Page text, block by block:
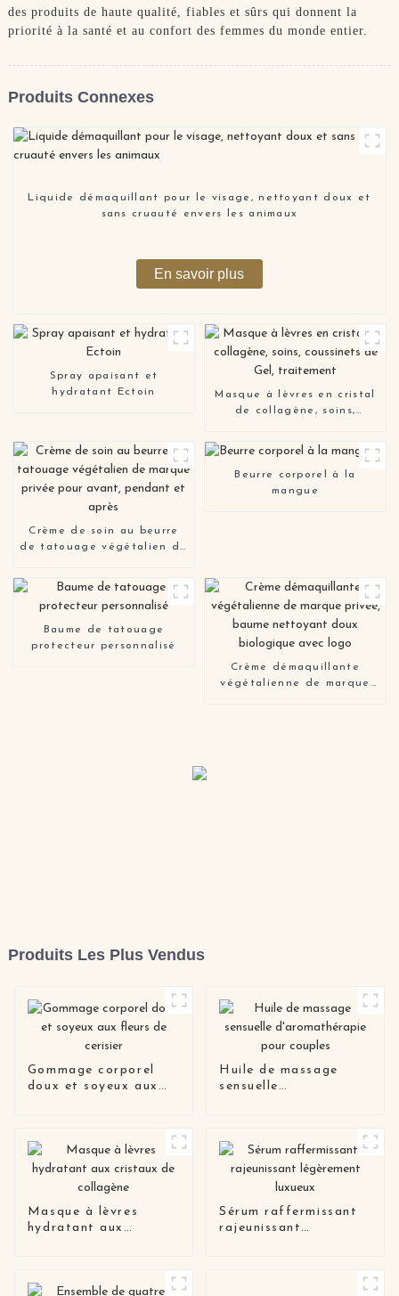
des produits de haute qualité, fiables et sûrs qui donnent la
priorité à la santé et au confort des femmes du monde entier.
Produits Connexes
Liquide démaquillant pour le visage, nettoyant doux et
sans cruauté envers les animaux
En savoir plus
Spray apaisant et
hydratant Ectoin
Masque à lèvres en cristal
de collagène, soins,
traitement
Crème de soin au beurre
de tatouage végétalien de
pendant et après
Beurre corporel à la
mangue
Baume de tatouage
protecteur personnalisé
Crème démaquillante
végétalienne de marque
Produits Les Plus Vendus
Gommage corporel
doux et soyeux aux
Huile de massage
sensuelle
Masque à lèvres
hydratant aux
Sérum raffermissant
rajeunissant